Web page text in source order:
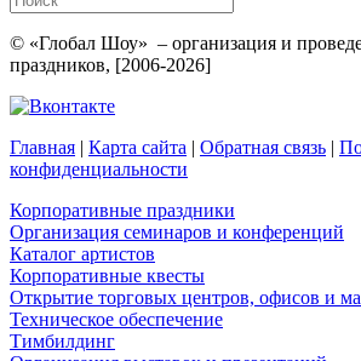
© «Глобал Шоу» – организация и
праздников, [2006-2026]
Главная | Карта сайта | Обратная связь |
конфиденциальности
Корпоративные праздники
Организация семинаров и конференций
Каталог артистов
Корпоративные квесты
Открытие торговых центров, офисов и
Техническое обеспечение
Тимбилдинг